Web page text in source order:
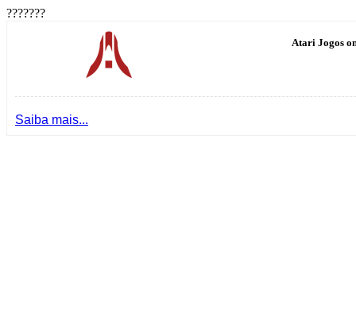
???????
Atari Jogos
Saiba mais...